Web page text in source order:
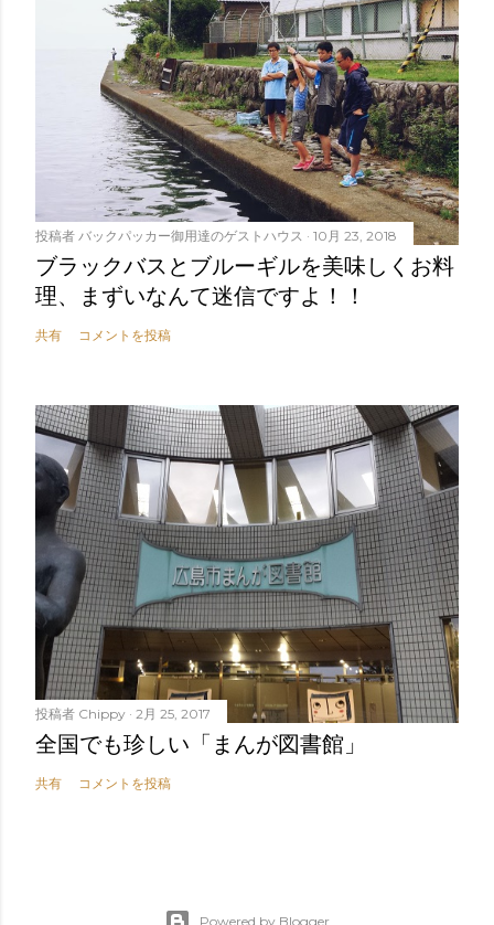
投稿者 バックパッカー御用達のゲストハウス 10月 23, 2018
ブラックバスとブルーギルを美味しくお料
理、まずいなんて迷信ですよ！！
共有 コメントを投稿
投稿者 Chippy 2月 25, 2017
全国でも珍しい「まんが図書館」
共有 コメントを投稿
Powered by Blogger